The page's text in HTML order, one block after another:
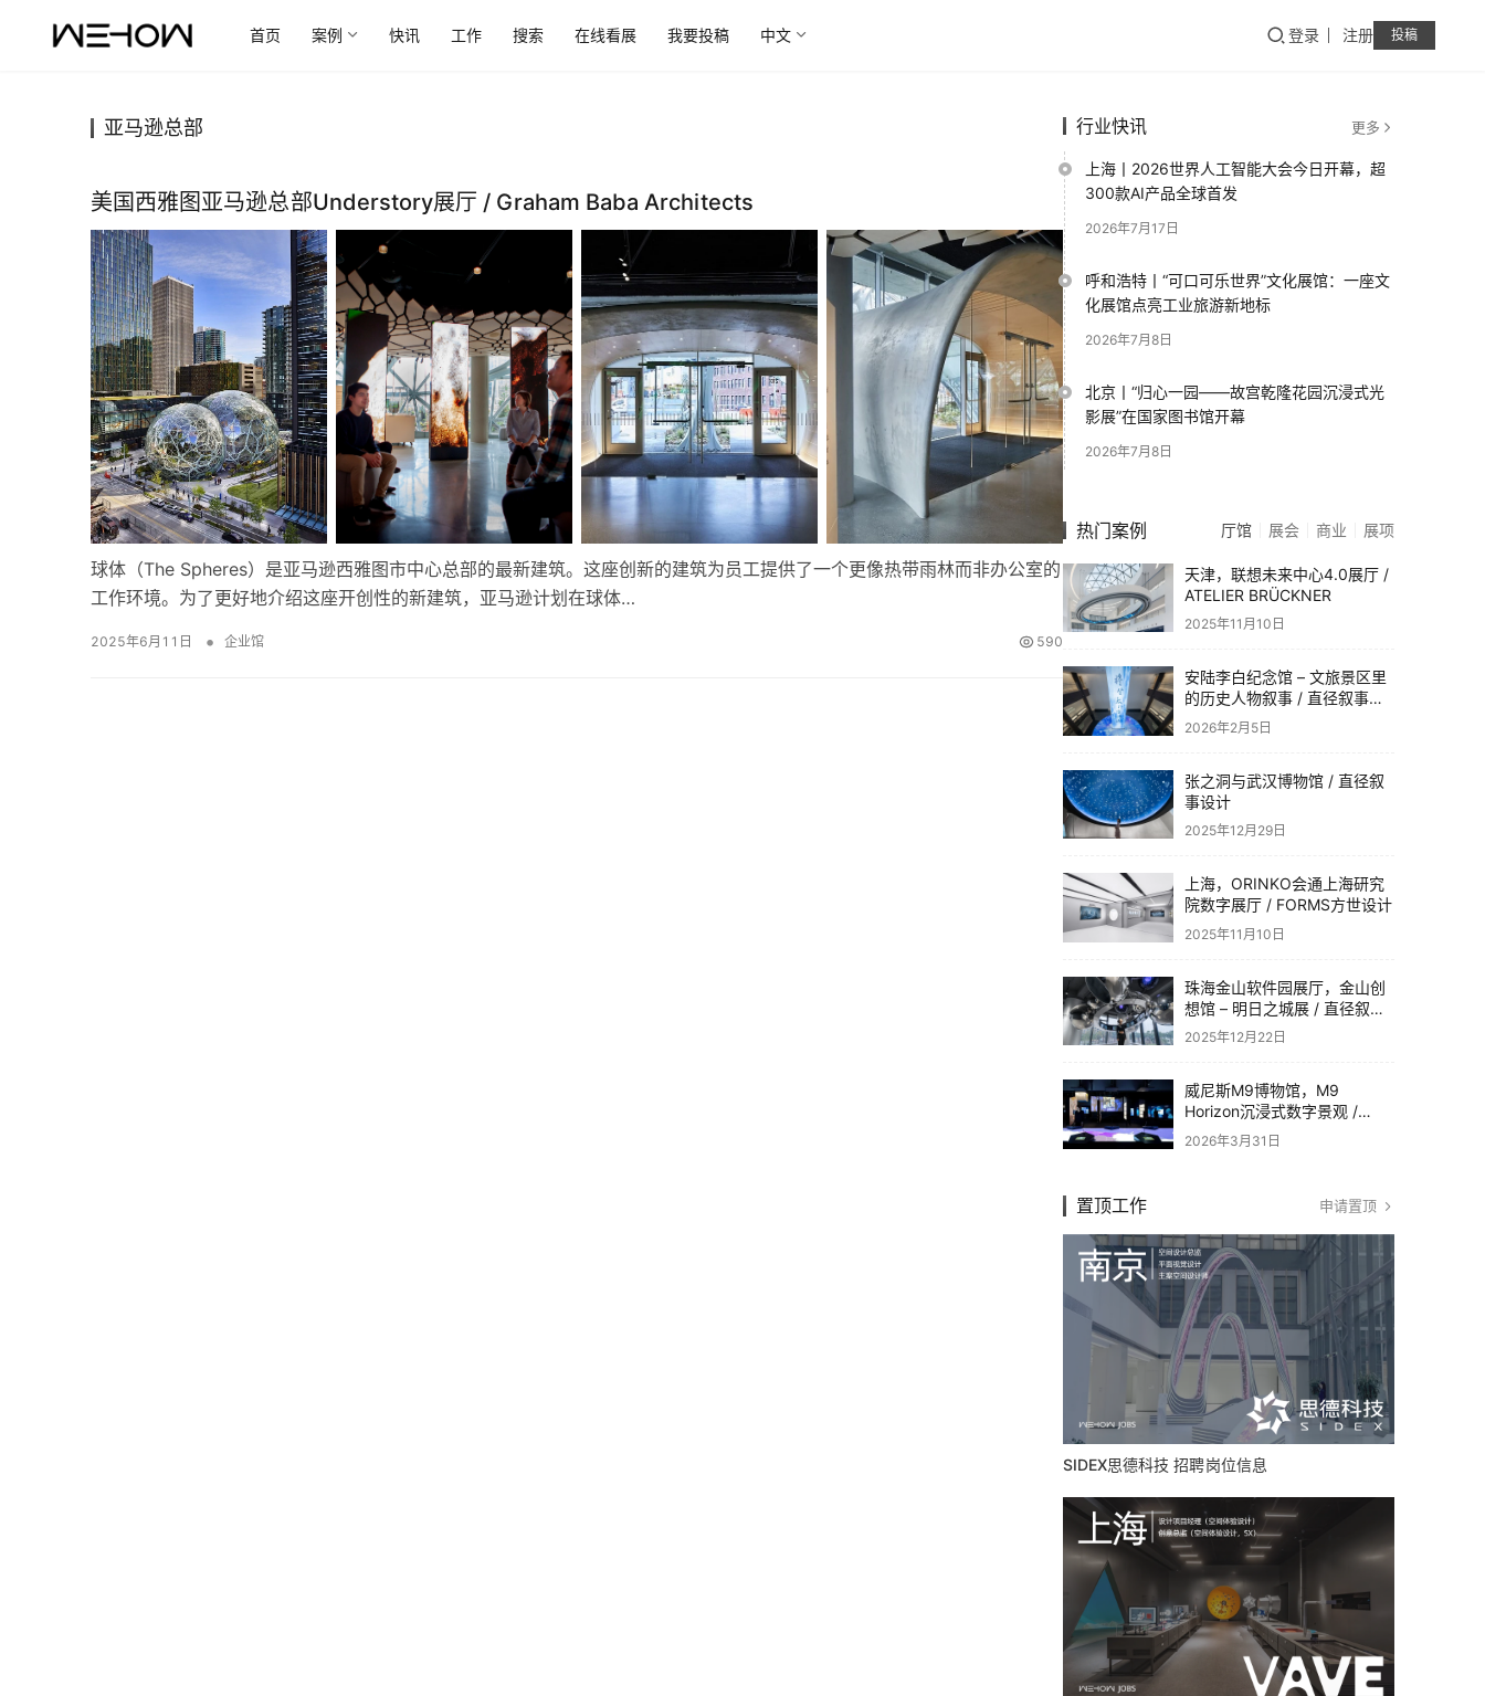
首页 案例 快讯 工作 搜索 在线看展 我要投稿 中文 登录 注册 投稿
亚马逊总部
美国西雅图亚马逊总部Understory展厅 / Graham Baba Architects
球体（The Spheres）是亚马逊西雅图市中心总部的最新建筑。这座创新的建筑为员工提供了一个更像热带雨林而非办公室的
工作环境。为了更好地介绍这座开创性的新建筑，亚马逊计划在球体…
2025年6月11日 • 企业馆 590
行业快讯 更多
上海丨2026世界人工智能大会今日开幕，超
300款AI产品全球首发
2026年7月17日
呼和浩特丨“可口可乐世界”文化展馆：一座文
化展馆点亮工业旅游新地标
2026年7月8日
北京丨“归心一园——故宫乾隆花园沉浸式光
影展”在国家图书馆开幕
2026年7月8日
热门案例 厅馆 展会 商业 展项
天津，联想未来中心4.0展厅 /
ATELIER BRÜCKNER
2025年11月10日
安陆李白纪念馆 – 文旅景区里
的历史人物叙事 / 直径叙事设
计
2026年2月5日
张之洞与武汉博物馆 / 直径叙
事设计
2025年12月29日
上海，ORINKO会通上海研究
院数字展厅 / FORMS方世设计
2025年11月10日
珠海金山软件园展厅，金山创
想馆 – 明日之城展 / 直径叙事
设计
2025年12月22日
威尼斯M9博物馆，M9
Horizon沉浸式数字景观 /
Dotdotdot
2026年3月31日
置顶工作 申请置顶
SIDEX思德科技 招聘岗位信息